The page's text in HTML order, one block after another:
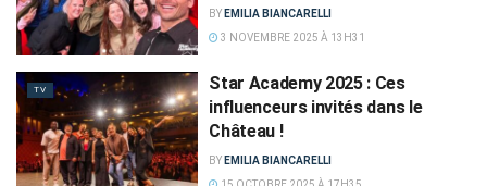
BY EMILIA BIANCARELLI
3 NOVEMBRE 2025 À 13H31
TV
Star Academy 2025 : Ces
influenceurs invités dans le
Château !
BY EMILIA BIANCARELLI